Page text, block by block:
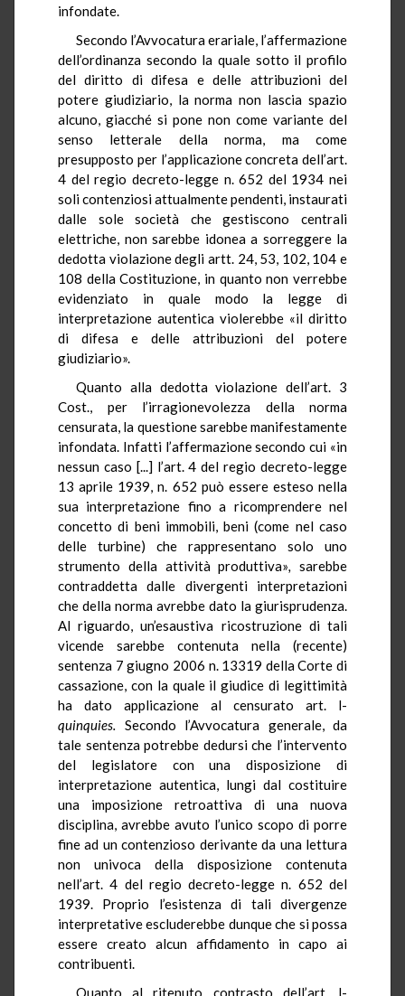
infondate.
Secondo l’Avvocatura erariale, l’affermazione
dell’ordinanza secondo la quale sotto il profilo
del diritto di difesa e delle attribuzioni del
potere giudiziario, la norma non lascia spazio
alcuno, giacché si pone non come variante del
senso letterale della norma, ma come
presupposto per l’applicazione concreta dell’art.
4 del regio decreto-legge n. 652 del 1934 nei
soli contenziosi attualmente pendenti, instaurati
dalle sole società che gestiscono centrali
elettriche, non sarebbe idonea a sorreggere la
dedotta violazione degli artt. 24, 53, 102, 104 e
108 della Costituzione, in quanto non verrebbe
evidenziato in quale modo la legge di
interpretazione autentica violerebbe «il diritto
di difesa e delle attribuzioni del potere
giudiziario».
Quanto alla dedotta violazione dell’art. 3
Cost., per l’irragionevolezza della norma
censurata, la questione sarebbe manifestamente
infondata. Infatti l’affermazione secondo cui «in
nessun caso [...] l’art. 4 del regio decreto-legge
13 aprile 1939, n. 652 può essere esteso nella
sua interpretazione fino a ricomprendere nel
concetto di beni immobili, beni (come nel caso
delle turbine) che rappresentano solo uno
strumento della attività produttiva», sarebbe
contraddetta dalle divergenti interpretazioni
che della norma avrebbe dato la giurisprudenza.
Al riguardo, un’esaustiva ricostruzione di tali
vicende sarebbe contenuta nella (recente)
sentenza 7 giugno 2006 n. 13319 della Corte di
cassazione, con la quale il giudice di legittimità
ha dato applicazione al censurato art. l-
quinquies. Secondo l’Avvocatura generale, da
tale sentenza potrebbe dedursi che l’intervento
del legislatore con una disposizione di
interpretazione autentica, lungi dal costituire
una imposizione retroattiva di una nuova
disciplina, avrebbe avuto l’unico scopo di porre
fine ad un contenzioso derivante da una lettura
non univoca della disposizione contenuta
nell’art. 4 del regio decreto-legge n. 652 del
1939. Proprio l’esistenza di tali divergenze
interpretative escluderebbe dunque che si possa
essere creato alcun affidamento in capo ai
contribuenti.
Quanto al ritenuto contrasto dell’art. l-